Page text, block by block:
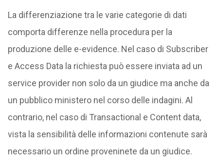
La differenziazione tra le varie categorie di dati
comporta differenze nella procedura per la
produzione delle e-evidence. Nel caso di Subscriber
e Access Data la richiesta può essere inviata ad un
service provider non solo da un giudice ma anche da
un pubblico ministero nel corso delle indagini. Al
contrario, nel caso di Transactional e Content data,
vista la sensibilità delle informazioni contenute sarà
necessario un ordine proveninete da un giudice.